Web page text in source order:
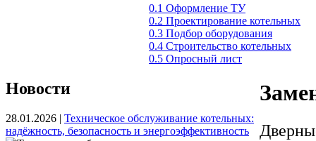
0.1 Оформление ТУ
0.2 Проектирование котельных
0.3 Подбор оборудования
0.4 Строительство котельных
0.5 Опросный лист
Новости
28.01.2026 | Техническое обслуживание котельных:
надёжность, безопасность и энергоэффективность